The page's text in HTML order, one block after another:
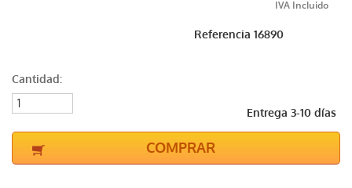
Referencia16890
Cantidad:
Entrega 3-10 días
COMPRAR